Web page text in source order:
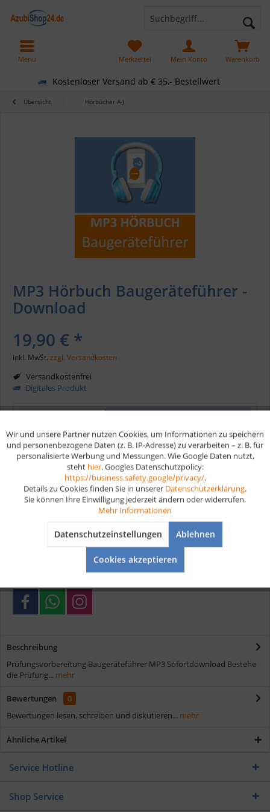
Kostenloser Versand ab € 35,- Bestellwert
Warenkorb
Merkzettel Mein Konto
Menü
Übersicht Hörbücher A-J
MP3 Hörbuch Baugeräteführer -
Download
19,90 € *
inkl. MwSt. zzgl. Versandkosten
Versandkostenfrei
Digitales Produkt
Merken
Artikel-Nr.: HB286
Kostenloser Versand ab € 35,- Bestellwert
Verschiedene Zahlungsmöglichkeiten
Beschreibung
Prüfungsvorbereitung Baugeräteführer MP3 Sofortdownload Bestehe
die Prüfung... mehr
Bewertungen
0
Bewertungen lesen, schreiben und diskutieren... mehr
Ähnliche Artikel
Service Hotline
Shop Service
Funktionale Aktiv
Aktiv
Wir und unsere Partner nutzen Cookies, um Informationen zu speichern
und personenbezogene Daten (z. B. IP-Adresse) zu verarbeiten – z. B. für
personalisierte Werbung und Messungen. Wie Google Daten nutzt,
steht hier. Googles Datenschutzpolicy:
https://business.safety.google/privacy/.
Details zu Cookies finden Sie in unserer Datenschutzerklärung.
Sie können Ihre Einwilligung jederzeit ändern oder widerrufen.
Mehr Informationen
Datenschutzeinstellungen Ablehnen
Cookies akzeptieren